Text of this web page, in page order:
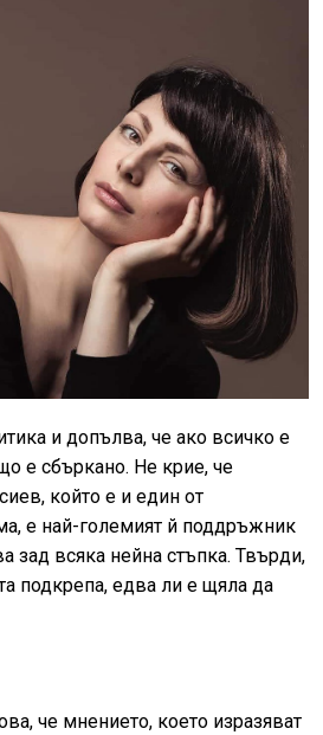
и допълва, че ако всичко е
е сбъркано. Не крие, че
който е и един от
е най-големият й поддръжник
зад всяка нейна стъпка. Твърди,
подкрепа, едва ли е щяла да
че мнението, което изразяват